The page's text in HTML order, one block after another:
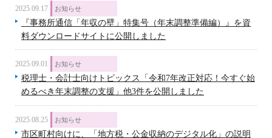
2025.09.17 お知らせ
『事務所通信「年収の壁」特集号（年末調整準備編）』を資
料ダウンロードサイトに公開しました
2025.09.01 お知らせ
税理士・会計士向けトピックス「令和7年改正対応！今すぐ始
めるべき年末調整の支援」他3件を公開しました
2025.08.25 お知らせ
市区町村向けに、「地方税・公金収納のデジタル化」の説明